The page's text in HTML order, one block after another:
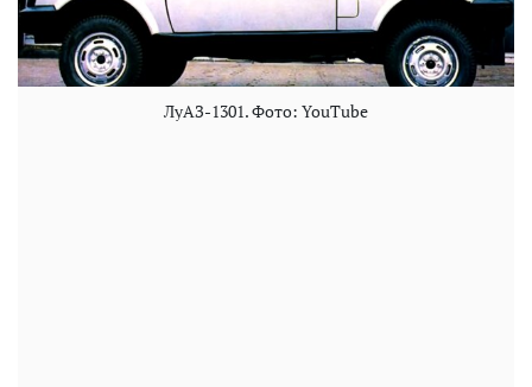
ЛуАЗ-1301. Фото: YouTube